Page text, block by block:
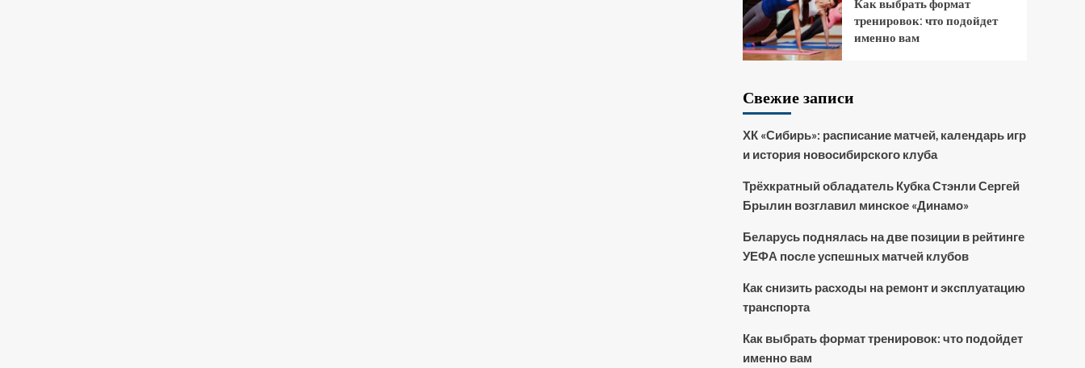
Как выбрать формат
тренировок: что подойдет
именно вам
Свежие записи
ХК «Сибирь»: расписание матчей, календарь игр
и история новосибирского клуба
Трёхкратный обладатель Кубка Стэнли Сергей
Брылин возглавил минское «Динамо»
Беларусь поднялась на две позиции в рейтинге
УЕФА после успешных матчей клубов
Как снизить расходы на ремонт и эксплуатацию
транспорта
Как выбрать формат тренировок: что подойдет
именно вам